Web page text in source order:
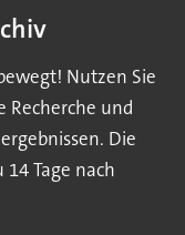
Nutzen Sie
Recherche und
Die
Tage nach